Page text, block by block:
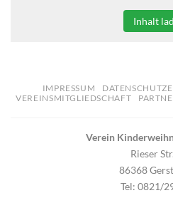
Inhalt
IMPRESSUM
VEREINSMITGLIEDSCHAFT
Verein
Rieser
86368
Tel: 0821/